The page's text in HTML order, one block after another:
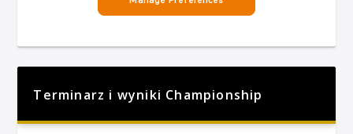
Terminarz i wyniki Championship